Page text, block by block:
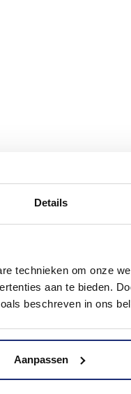
Details
technieken om onze
aan te bieden.
beschreven in ons
Aanpassen